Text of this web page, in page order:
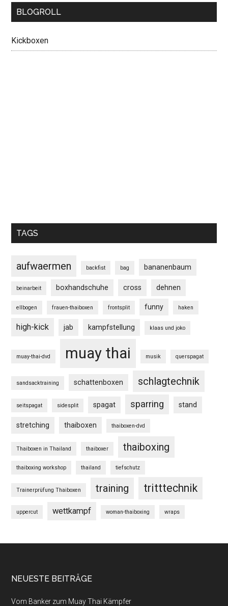
BLOGROLL
Kickboxen
TAGS
aufwaermen backfist bag bananenbaum
beinarbeit boxhandschuhe cross dehnen
ellbogen frauen-thaiboxen frontsplit funny haken
high-kick jab kampfstellung klaas und joko
muay-thai-dvd muay thai musik querspagat
sandsacktraining schattenboxen schlagtechnik
seitspagat sidesplit spagat sparring stand
stretching thaiboxen thaiboxen-dvd
Thaiboxen in Thailand thaiboxer thaiboxing
thaiboxing workshop thailand tiefschutz
Trainerprüfung Thaiboxen training tritttechnik
uppercut wettkampf woman-thaiboxing wraps
NEUESTE BEITRÄGE
Vom Banker zum Muay Thai Kämpfer